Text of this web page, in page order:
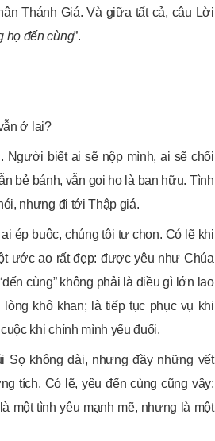
Thánh Giá. Và giữa tất cả, câu Lời
họ đến cùng”.
ở lại?
Người biết ai sẽ nộp mình, ai sẽ chối
bẻ bánh, vẫn gọi họ là bạn hữu. Tình
nhưng đi tới Thập giá.
ép buộc, chúng tôi tự chọn. Có lẽ khi
ước ao rất đẹp: được yêu như Chúa
cùng” không phải là điều gì lớn lao
khô khan; là tiếp tục phục vụ khi
khi chính mình yếu đuối.
Sọ không dài, nhưng đầy những vết
tích. Có lẽ, yêu đến cùng cũng vậy:
một tình yêu mạnh mẽ, nhưng là một